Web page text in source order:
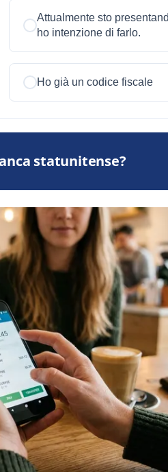
Attualmente sto
ho intenzione di farlo.
Ho già un codice fiscale
statunitense?